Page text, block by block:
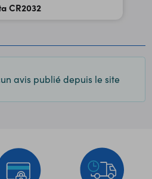
CR2032
avis publié depuis le site